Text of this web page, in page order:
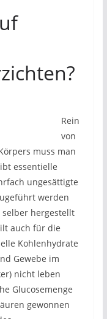
Rein
von
muss man
essentielle
ungesättigte
werden
selber hergestellt
auch für die
Kohlenhydrate
Gewebe im
nicht leben
Glucosemenge
gewonnen